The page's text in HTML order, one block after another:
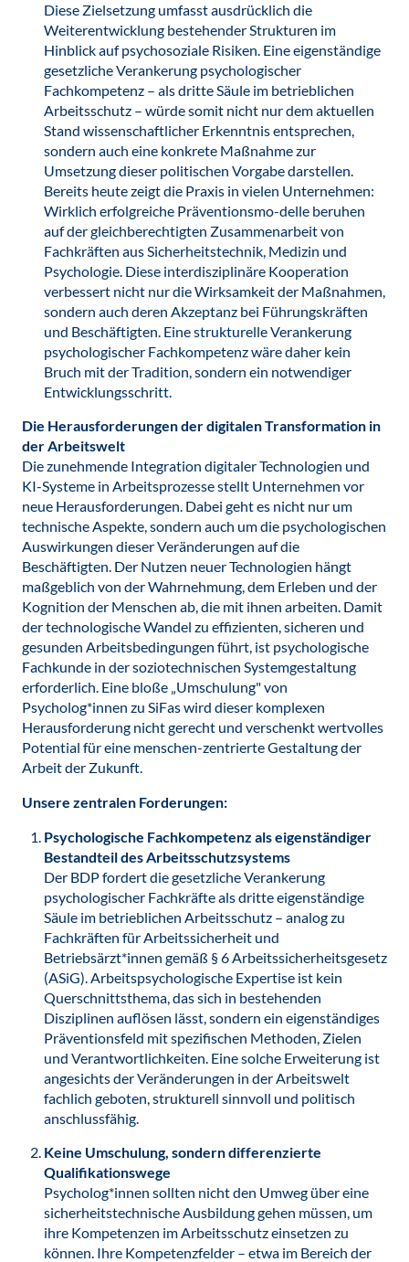
Diese Zielsetzung umfasst ausdrücklich die
Weiterentwicklung bestehender Strukturen im
Hinblick auf psychosoziale Risiken. Eine eigenständige
gesetzliche Verankerung psychologischer
Fachkompetenz – als dritte Säule im betrieblichen
Arbeitsschutz – würde somit nicht nur dem aktuellen
Stand wissenschaftlicher Erkenntnis entsprechen,
sondern auch eine konkrete Maßnahme zur
Umsetzung dieser politischen Vorgabe darstellen.
Bereits heute zeigt die Praxis in vielen Unternehmen:
Wirklich erfolgreiche Präventionsmo-delle beruhen
auf der gleichberechtigten Zusammenarbeit von
Fachkräften aus Sicherheitstechnik, Medizin und
Psychologie. Diese interdisziplinäre Kooperation
verbessert nicht nur die Wirksamkeit der Maßnahmen,
sondern auch deren Akzeptanz bei Führungskräften
und Beschäftigten. Eine strukturelle Verankerung
psychologischer Fachkompetenz wäre daher kein
Bruch mit der Tradition, sondern ein notwendiger
Entwicklungsschritt.
Die Herausforderungen der digitalen Transformation in
der Arbeitswelt
Die zunehmende Integration digitaler Technologien und
KI-Systeme in Arbeitsprozesse stellt Unternehmen vor
neue Herausforderungen. Dabei geht es nicht nur um
technische Aspekte, sondern auch um die psychologischen
Auswirkungen dieser Veränderungen auf die
Beschäftigten. Der Nutzen neuer Technologien hängt
maßgeblich von der Wahrnehmung, dem Erleben und der
Kognition der Menschen ab, die mit ihnen arbeiten. Damit
der technologische Wandel zu effizienten, sicheren und
gesunden Arbeitsbedingungen führt, ist psychologische
Fachkunde in der soziotechnischen Systemgestaltung
erforderlich. Eine bloße „Umschulung" von
Psycholog*innen zu SiFas wird dieser komplexen
Herausforderung nicht gerecht und verschenkt wertvolles
Potential für eine menschen-zentrierte Gestaltung der
Arbeit der Zukunft.
Unsere zentralen Forderungen:
Psychologische Fachkompetenz als eigenständiger
Bestandteil des Arbeitsschutzsystems
Der BDP fordert die gesetzliche Verankerung
psychologischer Fachkräfte als dritte eigenständige
Säule im betrieblichen Arbeitsschutz – analog zu
Fachkräften für Arbeitssicherheit und
Betriebsärzt*innen gemäß § 6 Arbeitssicherheitsgesetz
(ASiG). Arbeitspsychologische Expertise ist kein
Querschnittsthema, das sich in bestehenden
Disziplinen auflösen lässt, sondern ein eigenständiges
Präventionsfeld mit spezifischen Methoden, Zielen
und Verantwortlichkeiten. Eine solche Erweiterung ist
angesichts der Veränderungen in der Arbeitswelt
fachlich geboten, strukturell sinnvoll und politisch
anschlussfähig.
Keine Umschulung, sondern differenzierte
Qualifikationswege
Psycholog*innen sollten nicht den Umweg über eine
sicherheitstechnische Ausbildung gehen müssen, um
ihre Kompetenzen im Arbeitsschutz einsetzen zu
können. Ihre Kompetenzfelder – etwa im Bereich der